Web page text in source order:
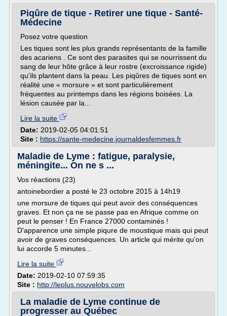
Piqûre de tique - Retirer une tique - Santé-
Médecine
Posez votre question
Les tiques sont les plus grands représentants de la famille
des acariens . Ce sont des parasites qui se nourrissent du
sang de leur hôte grâce à leur rostre (excroissance rigide)
qu'ils plantent dans la peau. Les piqûres de tiques sont en
réalité une « morsure » et sont particulièrement
fréquentes au printemps dans les régions boisées. La
lésion causée par la...
Lire la suite
Date: 2019-02-05 04:01:51
Site : https://sante-medecine.journaldesfemmes.fr
Maladie de Lyme : fatigue, paralysie,
méningite... On ne s ...
Vos réactions (23)
antoinebordier a posté le 23 octobre 2015 à 14h19
une morsure de tiques qui peut avoir des conséquences
graves. Et non ça ne se passe pas en Afrique comme on
peut le penser ! En France 27000 contaminés !
D'apparence une simple piqure de moustique mais qui peut
avoir de graves conséquences. Un article qui mérite qu'on
lui accorde 5 minutes...
Lire la suite
Date: 2019-02-10 07:59:35
Site : http://leplus.nouvelobs.com
La maladie de Lyme continue de
progresser au Québec